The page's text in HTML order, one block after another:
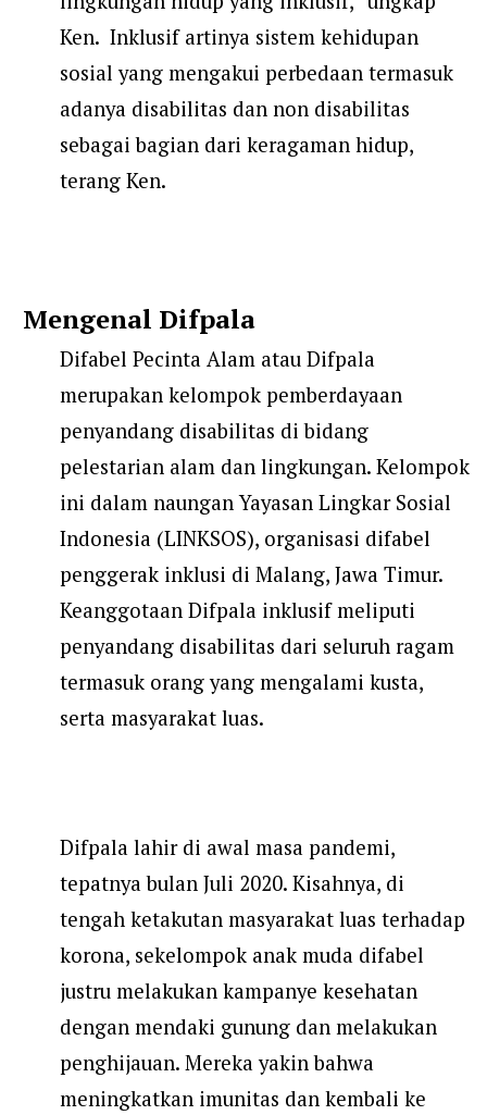
Ken. Inklusif artinya sistem kehidupan
sosial yang mengakui perbedaan termasuk
adanya disabilitas dan non disabilitas
sebagai bagian dari keragaman hidup,
terang Ken.
Mengenal Difpala
Difabel Pecinta Alam atau Difpala
merupakan kelompok pemberdayaan
penyandang disabilitas di bidang
pelestarian alam dan lingkungan. Kelompok
ini dalam naungan Yayasan Lingkar Sosial
Indonesia (LINKSOS), organisasi difabel
penggerak inklusi di Malang, Jawa Timur.
Keanggotaan Difpala inklusif meliputi
penyandang disabilitas dari seluruh ragam
termasuk orang yang mengalami kusta,
serta masyarakat luas.
Difpala lahir di awal masa pandemi,
tepatnya bulan Juli 2020. Kisahnya, di
tengah ketakutan masyarakat luas terhadap
korona, sekelompok anak muda difabel
justru melakukan kampanye kesehatan
dengan mendaki gunung dan melakukan
penghijauan. Mereka yakin bahwa
meningkatkan imunitas dan kembali ke